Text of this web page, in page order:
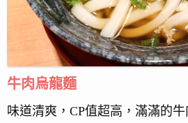
牛肉烏龍麵
味道清爽，CP值超高，滿滿的